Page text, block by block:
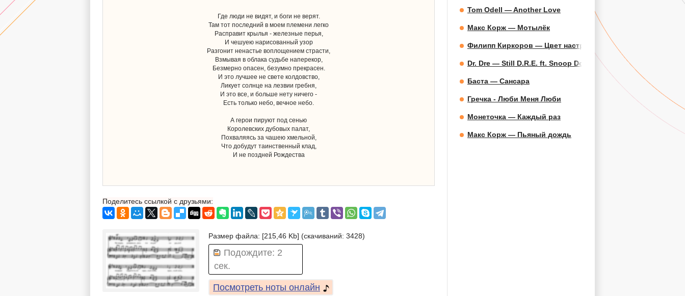
Где люди не видят, и боги не верят.
Там тот последний в моем племени легко
Расправит крылья - железные перья,
И чешуею нарисованный узор
Разгонит ненастье воплощением страсти,
Взмывая в облака судьбе наперекор,
Безмерно опасен, безумно прекрасен.
И это лучшее не свете колдовство,
Ликует солнце на лезвии гребня,
И это все, и больше нету ничего -
Есть только небо, вечное небо.
А герои пируют под сенью
Королевских дубовых палат,
Похваляясь за чашею хмельной,
Что добудут таинственный клад,
И не поздней Рождества
Поделитесь ссылкой с друзьями:
Размер файла: [215,46 Kb] (cкачиваний: 3428)
Подождите: 2
сек.
Посмотреть ноты онлайн
Tom Odell — Another Love
Макс Корж — Мотылёк
Филипп Киркоров — Цвет настроения синий
Dr. Dre — Still D.R.E. ft. Snoop Dogg
Баста — Сансара
Гречка - Люби Меня Люби
Монеточка — Каждый раз
Макс Корж — Пьяный дождь